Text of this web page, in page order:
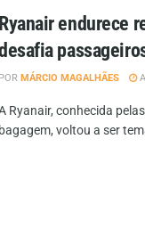
Ryanair endurece
POR MÁRCIO MAGALHÃES
Ryanair, conhecida
bagagem, voltou a ser